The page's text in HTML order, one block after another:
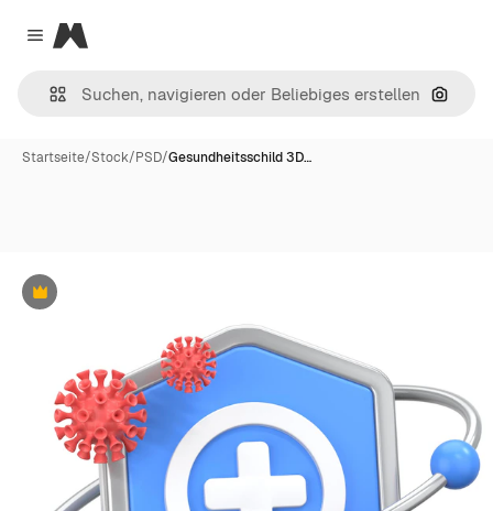
Close menu
Magnific
Nach
Startseite/Stock/PSD/Gesundheitsschild 3D…
Premium